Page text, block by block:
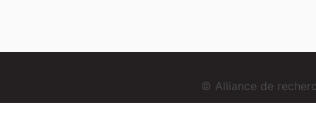
© Alliance de